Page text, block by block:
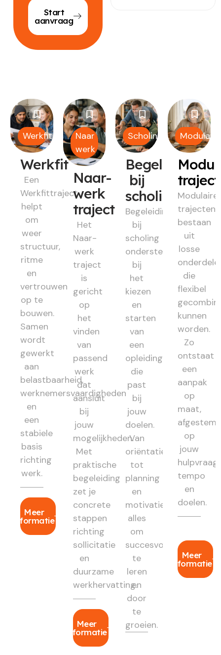
Start
aanvraag
Werkfit
Werkfit
Een
Werkfittraject
helpt
om
weer
structuur,
ritme
en
vertrouwen
op te
bouwen.
Samen
wordt
gewerkt
aan
belastbaarheid,
werknemersvaardigheden
en
een
stabiele
basis
richting
werk.
Meer
informatie
Naar
werk
Naar-
werk
traject
Het
Naar-
werk
traject
is
gericht
op
het
vinden
van
passend
werk
dat
aansluit
bij
jouw
mogelijkheden.
Met
praktische
begeleiding
zet je
concrete
stappen
richting
sollicitatie
en
duurzame
werkhervatting.
Meer
informatie
Scholing
Begeleiding
bij
scholing
Begeleiding
bij
scholing
ondersteunt
bij
het
kiezen
en
starten
van
een
opleiding
die
past
bij
jouw
doelen.
Van
oriëntatie
tot
planning
en
motivatie:
alles
om
succesvol
te
leren
en
door
te
groeien.
Modulair
Modulaire
trajecten
bestaan
uit
losse
die
flexibel
kunnen
worden.
Zo
ontstaat
een
aanpak
op
maat,
op
jouw
hulpvraag,
tempo
en
doelen.
Meer
informatie